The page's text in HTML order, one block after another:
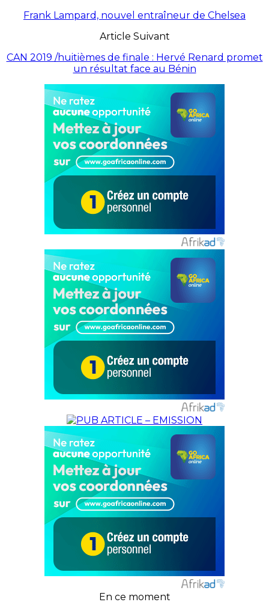
Frank Lampard, nouvel entraîneur de Chelsea
Article Suivant
CAN 2019 /huitièmes de finale : Hervé Renard promet
un résultat face au Bénin
En ce moment